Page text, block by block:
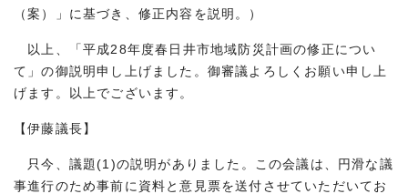
（案）」に基づき、修正内容を説明。）
以上、「平成28年度春日井市地域防災計画の修正につい
て」の御説明申し上げました。御審議よろしくお願い申し上
げます。以上でございます。
【伊藤議長】
只今、議題(1)の説明がありました。この会議は、円滑な議
事進行のため事前に資料と意見票を送付させていただいてお